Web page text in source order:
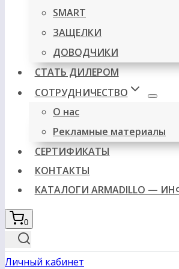
SMART
ЗАЩЕЛКИ
ДОВОДЧИКИ
СТАТЬ ДИЛЕРОМ
СОТРУДНИЧЕСТВО
О нас
Рекламные материалы
СЕРТИФИКАТЫ
КОНТАКТЫ
КАТАЛОГИ ARMADILLO —
0
Личный кабинет